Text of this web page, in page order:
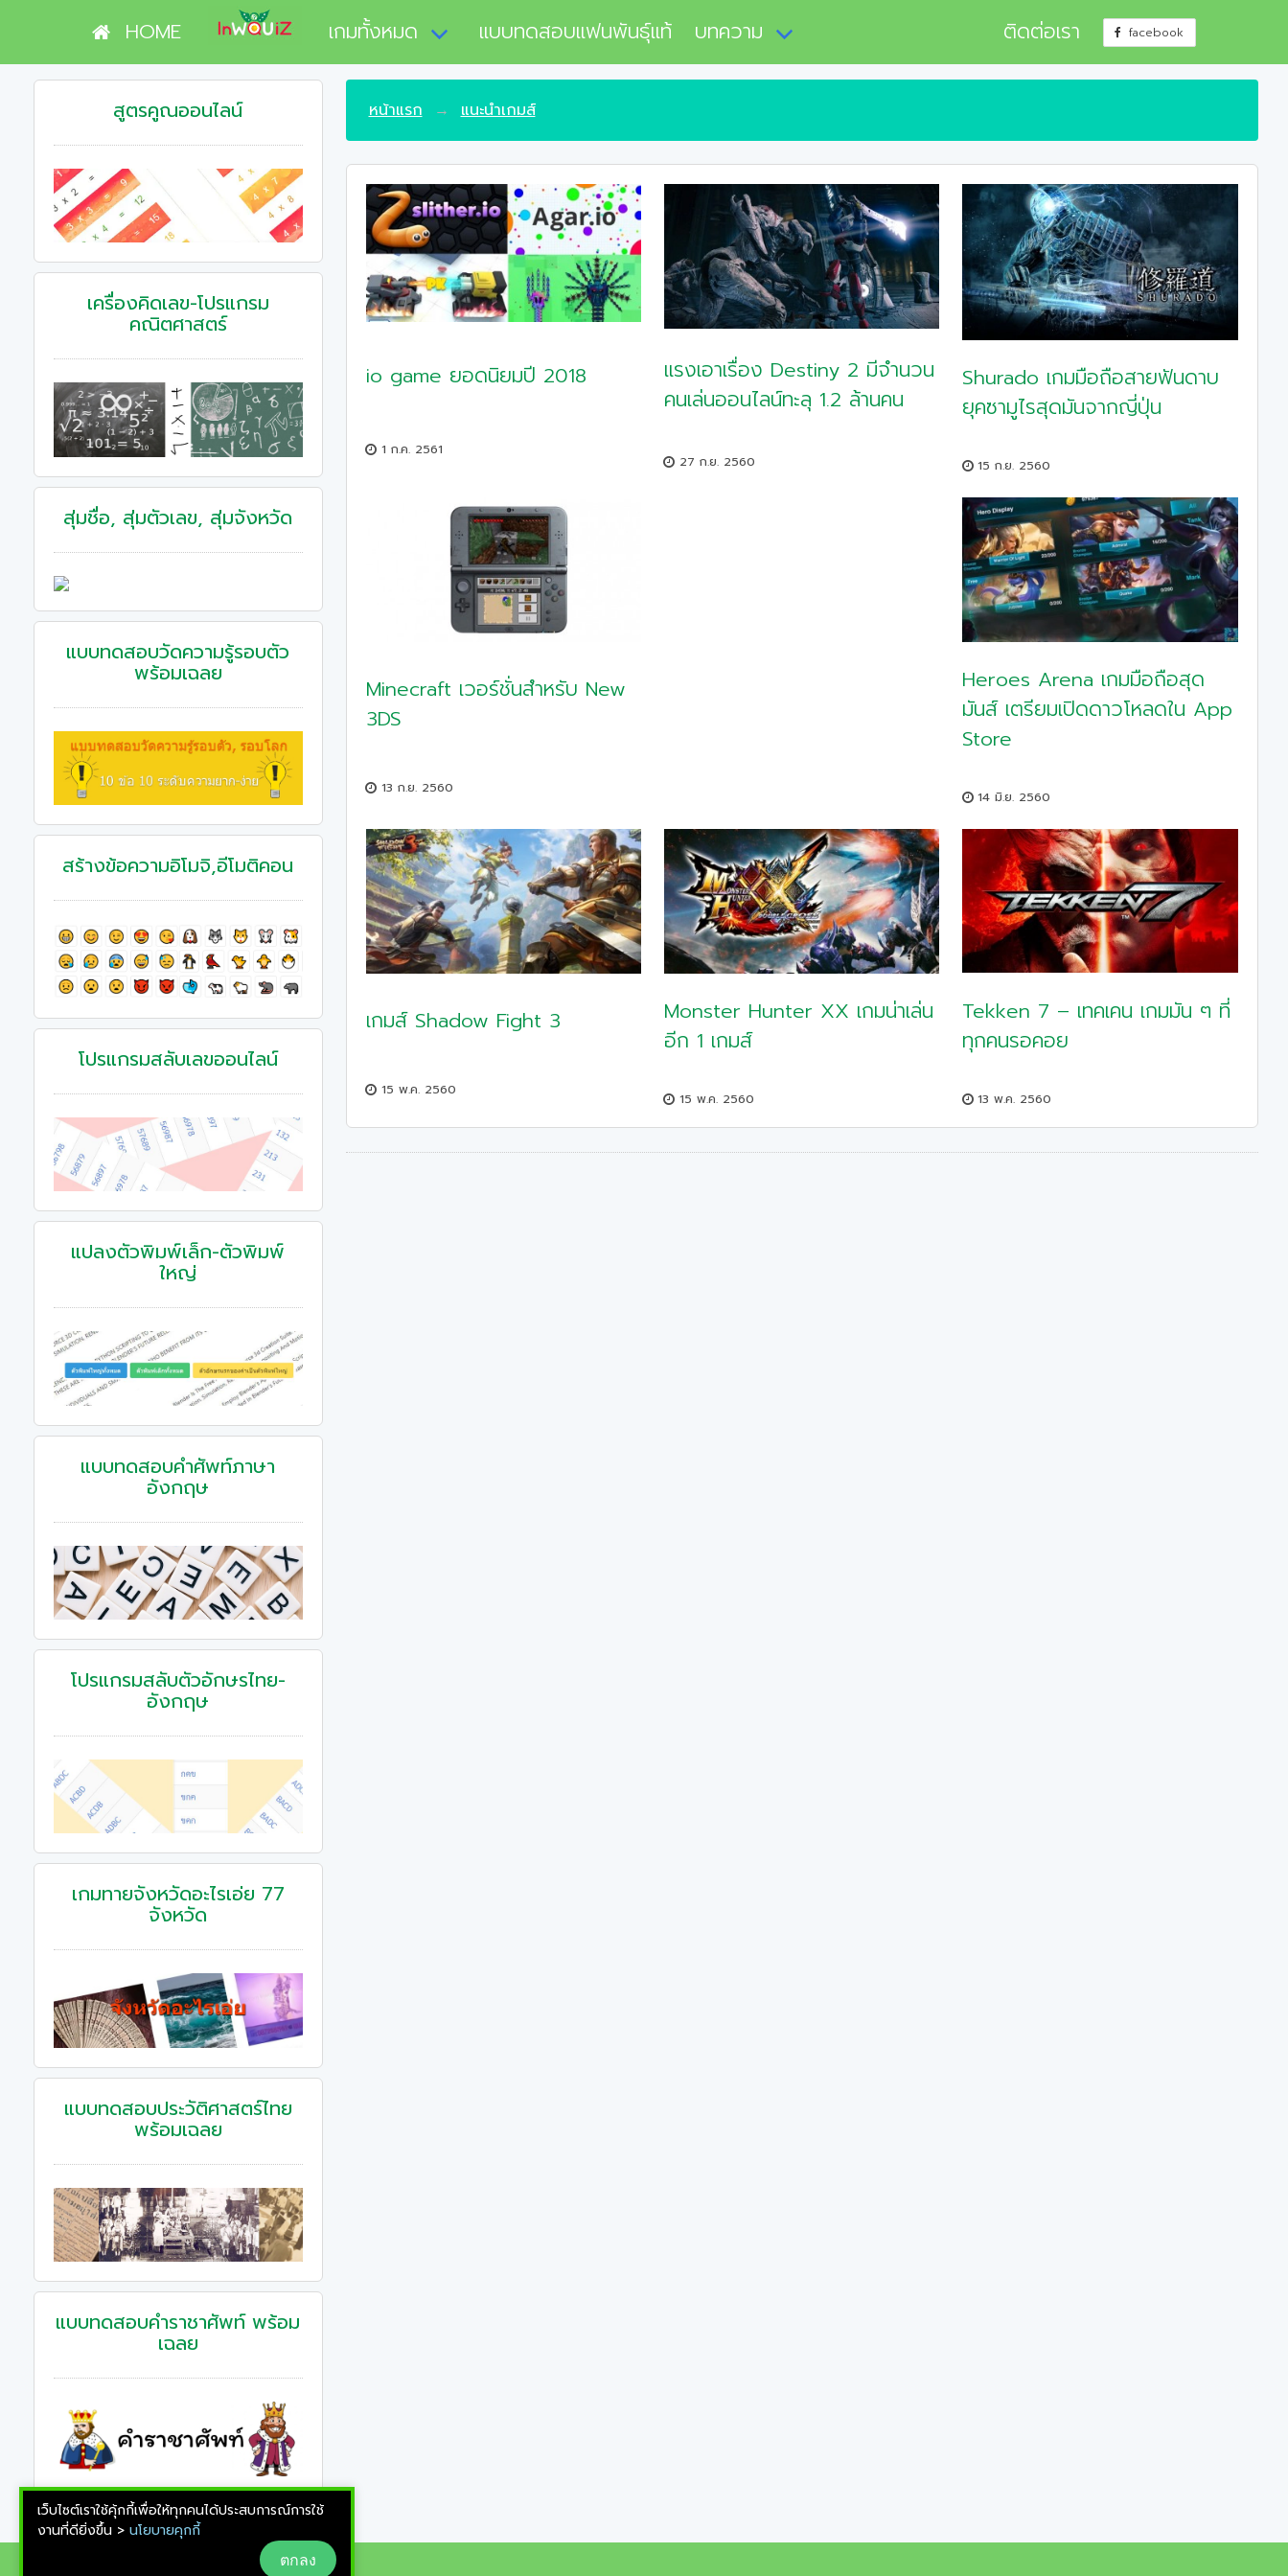
HOME เกมทั้งหมด แบบทดสอบแฟนพันธุ์แท้ บทความ ติดต่อเรา facebook
สูตรคูณออนไลน์
เครื่องคิดเลข-โปรแกรม
คณิตศาสตร์
สุ่มชื่อ, สุ่มตัวเลข, สุ่มจังหวัด
แบบทดสอบวัดความรู้รอบตัว
พร้อมเฉลย
สร้างข้อความอิโมจิ,อีโมติคอน
โปรแกรมสลับเลขออนไลน์
แปลงตัวพิมพ์เล็ก-ตัวพิมพ์
ใหญ่
แบบทดสอบคําศัพท์ภาษา
อังกฤษ
โปรแกรมสลับตัวอักษรไทย-
อังกฤษ
เกมทายจังหวัดอะไรเอ่ย 77
จังหวัด
แบบทดสอบประวัติศาสตร์ไทย
พร้อมเฉลย
แบบทดสอบคําราชาศัพท์ พร้อม
เฉลย
หน้าแรก แนะนำเกมส์
io game ยอดนิยมปี 2018
1 ก.ค. 2561
แรงเอาเรื่อง Destiny 2 มีจำนวน
คนเล่นออนไลน์ทะลุ 1.2 ล้านคน
27 ก.ย. 2560
Shurado เกมมือถือสายฟันดาบ
ยุคซามูไรสุดมันจากญี่ปุ่น
15 ก.ย. 2560
Minecraft เวอร์ชั่นสำหรับ New
3DS
13 ก.ย. 2560
Heroes Arena เกมมือถือสุด
มันส์ เตรียมเปิดดาวโหลดใน App
Store
14 มิ.ย. 2560
เกมส์ Shadow Fight 3
15 พ.ค. 2560
Monster Hunter XX เกมน่าเล่น
อีก 1 เกมส์
15 พ.ค. 2560
Tekken 7 – เทคเคน เกมมัน ๆ ที่
ทุกคนรอคอย
13 พ.ค. 2560
เว็บไซต์เราใช้คุ้กกี้เพื่อให้ทุกคนได้ประสบการณ์การใช้
งานที่ดียิ่งขึ้น > นโยบายคุกกี้
ตกลง